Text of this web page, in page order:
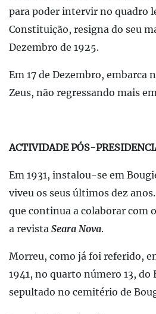
para poder intervir no quadro
Constituição, resigna do seu
Dezembro de 1925.
Em 17 de Dezembro, embarca
Zeus, não regressando mais
ACTIVIDADE PÓS-
Em 1931, instalou-se em
viveu os seus últimos dez
que continua a colaborar com
a revista Seara Nova.
Morreu, como já foi referido,
1941, no quarto número 13,
sepultado no cemitério de